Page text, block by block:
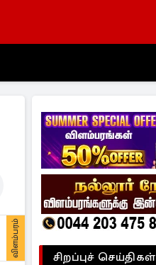
விளம்பரம் சிறப்புச் செய்திகள்